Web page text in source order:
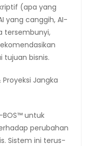
(apa yang
yang canggih, AI-
tersembunyi,
bisnis.
Jangka
untuk
perubahan
Sistem ini terus-